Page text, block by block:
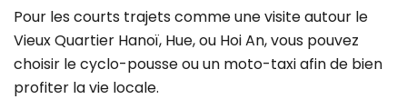
Pour les courts trajets comme une visite autour le
Vieux Quartier Hanoï, Hue, ou Hoi An, vous pouvez
choisir le cyclo-pousse ou un moto-taxi afin de bien
profiter la vie locale.